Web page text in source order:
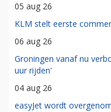
05 aug 26
KLM stelt eerste
06 aug 26
Groningen vanaf nu
uur rijden'
04 aug 26
easyJet wordt